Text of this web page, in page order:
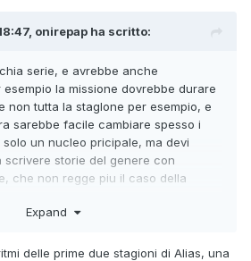
onirepap ha scritto:
serie, e avrebbe anche
la missione dovrebbe durare
non tutta la staglone per esempio, e
sarebbe facile cambiare spesso i
un nucleo pricipale, ma devi
scrivere storie del genere con
che non regge piu il caso della
Expand
delle prime due stagioni di Alias, una